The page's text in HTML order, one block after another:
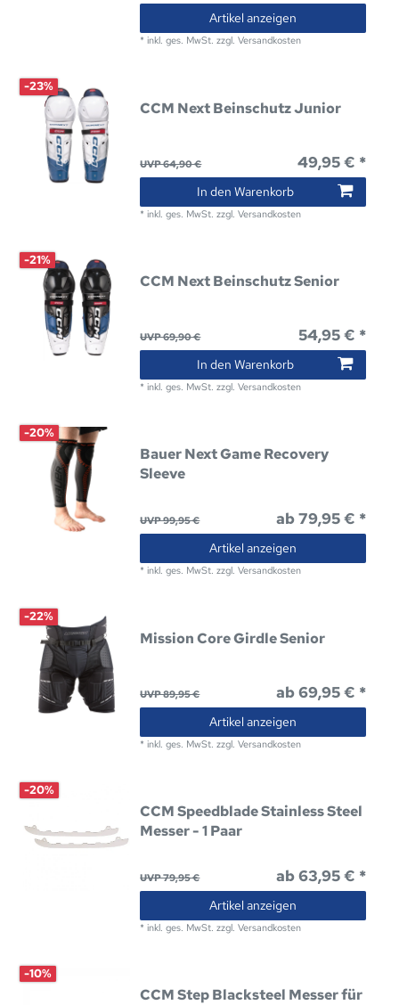
Artikel anzeigen
*inkl. ges. MwSt. zzgl.Versandkosten
-23%
CCM Next Beinschutz Junior
UVP 64,90 € 49,95 € *
In den Warenkorb
*inkl. ges. MwSt. zzgl.Versandkosten
-21%
CCM Next Beinschutz Senior
UVP 69,90 € 54,95 € *
In den Warenkorb
*inkl. ges. MwSt. zzgl.Versandkosten
-20%
Bauer Next Game Recovery
Sleeve
UVP 99,95 € ab 79,95 € *
Artikel anzeigen
*inkl. ges. MwSt. zzgl.Versandkosten
-22%
Mission Core Girdle Senior
UVP 89,95 € ab 69,95 € *
Artikel anzeigen
*inkl. ges. MwSt. zzgl.Versandkosten
-20%
CCM Speedblade Stainless Steel
Messer - 1 Paar
UVP 79,95 € ab 63,95 € *
Artikel anzeigen
*inkl. ges. MwSt. zzgl.Versandkosten
-10%
CCM Step Blacksteel Messer für